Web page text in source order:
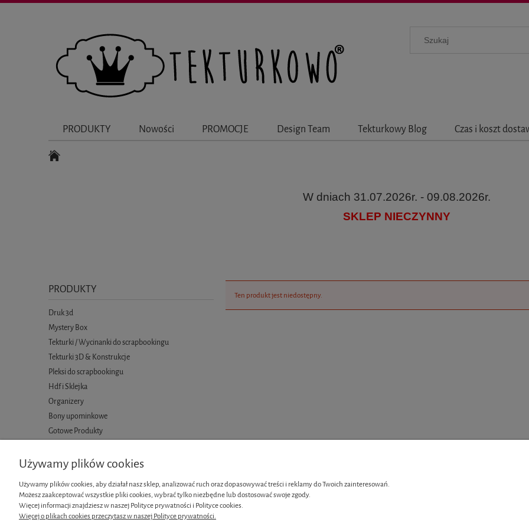
PRODUKTY Nowości PROMOCJE Design Team Tekturkowy Blog Czas i koszt
W dniach 31.07.2026r. - 09.08.2026r.
SKLEP NIECZYNNY
PRODUKTY
Druk 3d
Mystery Box
Tekturki / Wycinanki do scrapbookingu
Tekturki 3D & Konstrukcje
Pleksi do scrapbookingu
Hdf i Sklejka
Organizery
Bony upominkowe
Gotowe Produkty
Ten produkt jest niedostępny.
Informacje Moje konto
Używamy plików cookies
Używamy plików cookies, aby działał nasz sklep, analizować ruch oraz dopasowywać treści i reklamy do Twoich zainteresowań.
Możesz zaakceptować wszystkie pliki cookies, wybrać tylko niezbędne lub dostosować swoje zgody.
Więcej informacji znajdziesz w naszej Polityce prywatności i Polityce cookies.
Więcej o plikach cookies przeczytasz w naszej Polityce prywatności.